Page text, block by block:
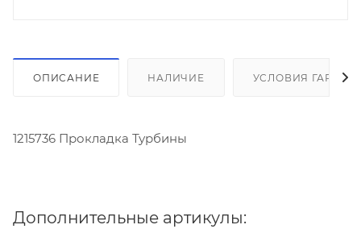
ОПИСАНИЕ НАЛИЧИЕ УСЛОВИЯ
1215736 Прокладка Турбины
Дополнительные артикулы: